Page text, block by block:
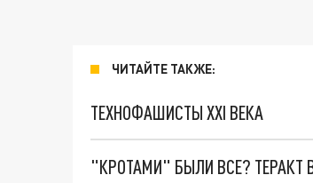
ЧИТАЙТЕ ТАКЖЕ:
ТЕХНОФАШИСТЫ XXI ВЕКА
"КРОТАМИ" БЫЛИ ВСЕ? ТЕРАКТ